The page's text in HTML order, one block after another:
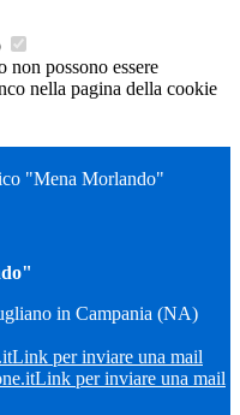
non possono essere
nella pagina della cookie
"Mena Morlando"
in Campania (NA)
Link per inviare una mail
Link per inviare una mail